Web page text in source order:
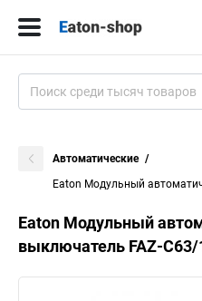
Автоматические
Eaton Модульный
Eaton Модульный
выключатель FAZ-C63/